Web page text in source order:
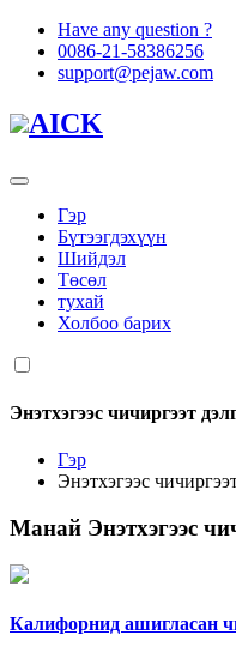
Have any question ?
0086-21-58386256
support@pejaw.com
AICK
Гэр
Бүтээгдэхүүн
Шийдэл
Төсөл
тухай
Холбоо барих
Энэтхэгээс чичиргээт
Гэр
Энэтхэгээс
Манай Энэтхэгээс
Калифорнид ашигласан